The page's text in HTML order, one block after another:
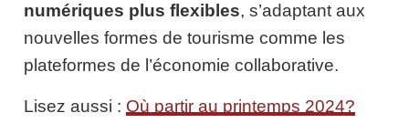
numériques plus flexibles, s’adaptant aux
nouvelles formes de tourisme comme les
plateformes de l’économie collaborative.
Lisez aussi : Où partir au printemps 2024?